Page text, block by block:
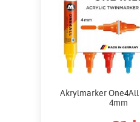
Akrylmarker One4All
4mm